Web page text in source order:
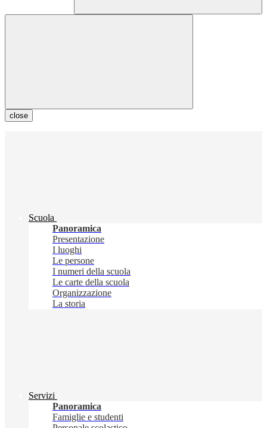
close
Scuola
Panoramica
Presentazione
I luoghi
Le persone
I numeri della scuola
Le carte della scuola
Organizzazione
La storia
Servizi
Panoramica
Famiglie e studenti